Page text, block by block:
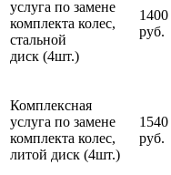
услуга по замене
комплекта колес,
стальной
диск (4шт.)
1400
руб.
Комплексная
услуга по замене
комплекта колес,
литой диск (4шт.)
1540
руб.